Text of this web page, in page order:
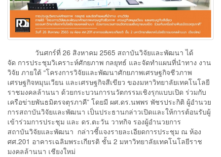
วันศกร์ที่ 26 สิงหาคม 2565 สถาบันวิจัยและพัฒนา ได้
จัด การประชุมวิเคราะห์ศักยภาพ กลยุทธ์ และจัดทำแผนที่นำทาง งาน
วิจัย ภายใต้ “โครงการวิจัยและพัฒนาศักยภาพเศรษฐกิจชีวภาพ
เศรษฐกิจหมุนเวียน และเศรษฐกิจสีเขียว ของมหาวิทยาลัยเทคโนโลยี
ราชมงคลล้านนา ด้วยกระบวนการนวัตกรรมเชิงรุกแบบเปิด ร่วมกับ
เครือข่ายพันธมิตรจตุรภาคี” โดยมี ผศ.ดร.นพพร พัชรประกิติ ผู้อำนวย
การสถาบันวิจัยและพัฒนา เป็นประธานกล่าวเปิดและให้การต้อนรับผู้
เข้าร่วมการประชุม และ ดร.ตะวัน วาทกิจ รองผู้อำนวยการ
สถาบันวิจัยและพัฒนา กล่าวชี้แจงรายละเอียดการประชุม ณ ห้อง
ศศ.201 อาคารเฉลิมพระเกียรติ ชั้น 2 มหาวิทยาลัยเทคโนโลยีราช
มงคลล้านนา เชียงใหม่